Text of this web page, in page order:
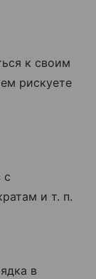
к своим
рискуете
с
и т. п.
в